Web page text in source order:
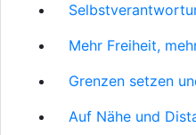
Mehr Freiheit,
Grenzen setzen
Auf Nähe und